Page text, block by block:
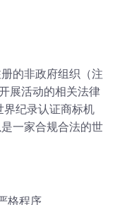
的非政府组织（注
展活动的相关法律
界纪录认证商标机
一家合规合法的世
格程序